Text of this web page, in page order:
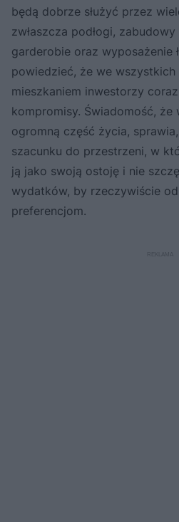
będą dobrze służyć przez
zwłaszcza podłogi,
garderobie oraz wyposażenie
powiedzieć, że we
mieszkaniem inwestorzy
kompromisy. Świadomość, że
ogromną część życia,
szacunku do przestrzeni, w
ją jako swoją ostoję i nie
wydatków, by rzeczywiście
preferencjom.